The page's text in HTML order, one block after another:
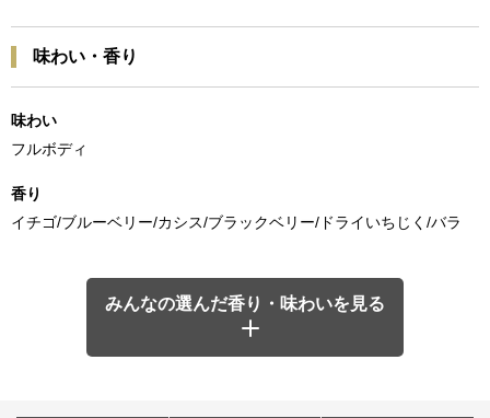
味わい・香り
味わい
フルボディ
香り
イチゴ/ブルーベリー/カシス/ブラックベリー/ドライいちじく/バラ
みんなの選んだ香り・味わいを見る